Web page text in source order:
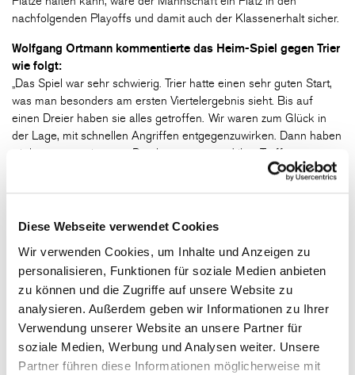
Diese Webseite verwendet Cookies
Wir verwenden Cookies, um Inhalte und Anzeigen zu
personalisieren, Funktionen für soziale Medien anbieten
zu können und die Zugriffe auf unsere Website zu
analysieren. Außerdem geben wir Informationen zu Ihrer
Verwendung unserer Website an unsere Partner für
soziale Medien, Werbung und Analysen weiter. Unsere
Partner führen diese Informationen möglicherweise mit
nachfolgenden Playoffs und damit auch der Klassenerhalt sicher.
Wolfgang Ortmann kommentierte das Heim-Spiel gegen Trier
wie folgt:
„Das Spiel war sehr schwierig. Trier hatte einen sehr guten Start,
was man besonders am ersten Viertelergebnis sieht. Bis auf
einen Dreier haben sie alles getroffen. Wir waren zum Glück in
der Lage, mit schnellen Angriffen entgegenzuwirken. Dann haben
wir begonnen, sie unter Druck zu setzen und ihre Trefferquote zu
reduzieren. Das Entscheidende war wirklich der Druck, den wir
hatten. Obwohl die Trierer ganze 90 Punkte gemacht haben, war
hatten am Ende mehr Durchhaltevermögen.“
Text: Chiara Greve
VR-Bank Würzburg Baskets Akademie – Young Gladiators
Trier 100:90
(35:36, 16:16, 22:25, 27:13)